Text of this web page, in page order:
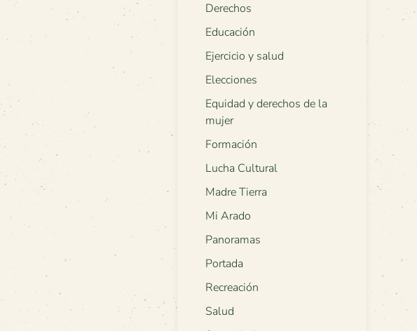
Derechos
Educación
Ejercicio y salud
Elecciones
Equidad y derechos de la
mujer
Formación
Lucha Cultural
Madre Tierra
Mi Arado
Panoramas
Portada
Recreación
Salud